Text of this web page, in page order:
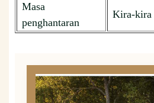
Masa
penghantaran
Kira-kira